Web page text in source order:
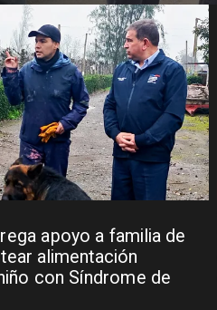
apoyo a familia de
alimentación
con Síndrome de